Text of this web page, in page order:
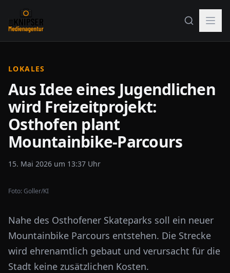
LOKALES
Aus Idee eines Jugendlichen
wird Freizeitprojekt:
Osthofen plant
Mountainbike-Parcours
15. Mai 2026 um 13:37 Uhr
Foto:Goller/KI
Nahe des Osthofener Skateparks soll ein neuer
Mountainbike Parcours entstehen. Die Strecke
wird ehrenamtlich gebaut und verursacht für die
Stadt keine zusätzlichen Kosten.